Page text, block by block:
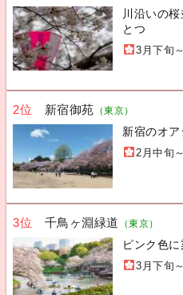
川沿いの
とつ
3月下旬
2位 新宿御苑 （東京）
新宿のオ
2月中旬
3位 千鳥ヶ淵緑道 （東京）
ピンク色
3月下旬